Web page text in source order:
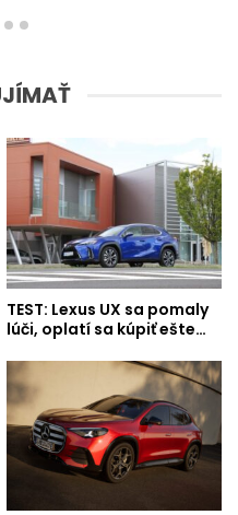
TEST: Lexus UX sa pomaly
lúči, oplatí sa kúpiť ešte…